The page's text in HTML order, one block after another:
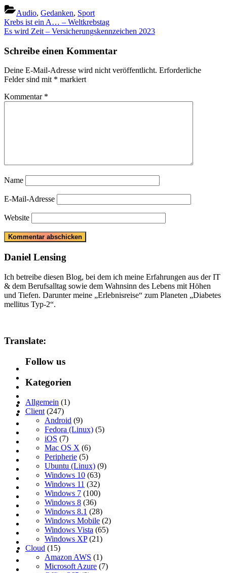
Audio, Gedanken, Sport
Beitragsnavigation
Previous
Post:
Krebs ist ein A… – Weltkrebstag
Next
Es wird Zeit – Versicherungskennzeichen 2023
Schreibe einen Kommentar
Deine E-Mail-Adresse wird nicht veröffentlicht. Erforderliche
Felder sind mit * markiert
Kommentar *
Name
E-Mail-Adresse
Website
Daniel Lensing
Ich betreibe diesen Blog, bei dem ich meine Erfahrungen aus der IT
& dem Berufsalltag sowie dem Wahnsinn des Lebens mit Höhen
und Tiefen. Darunter meine „Erlebnisreise“ zum Planeten „Diabetes
mellitus Typ-2“.
Translate:
Follow us
Kategorien
Allgemein (1)
Client (247)
Android (9)
Fedora (Linux) (5)
iOS (7)
Mac OS X (6)
Peripherie (5)
Ubuntu (Linux) (9)
Windows 10 (63)
Windows 11 (32)
Windows 7 (100)
Windows 8 (36)
Windows 8.1 (28)
Windows Mobile (2)
Windows Vista (65)
Windows XP(21)
Cloud (15)
Amazon AWS (1)
Microsoft Azure (7)